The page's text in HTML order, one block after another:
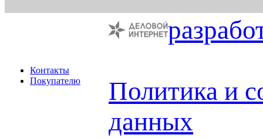
Контакты
Покупателю
Политика и
данных